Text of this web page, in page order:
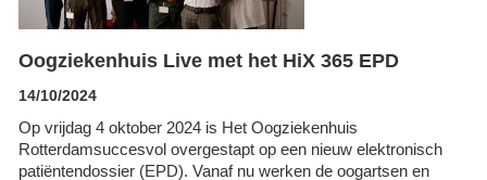
Oogziekenhuis Live met het HiX 365 EPD
14/10/2024
Op vrijdag 4 oktober 2024 is Het Oogziekenhuis
Rotterdamsuccesvol overgestapt op een nieuw elektronisch
patiëntendossier (EPD). Vanaf nu werken de oogartsen en